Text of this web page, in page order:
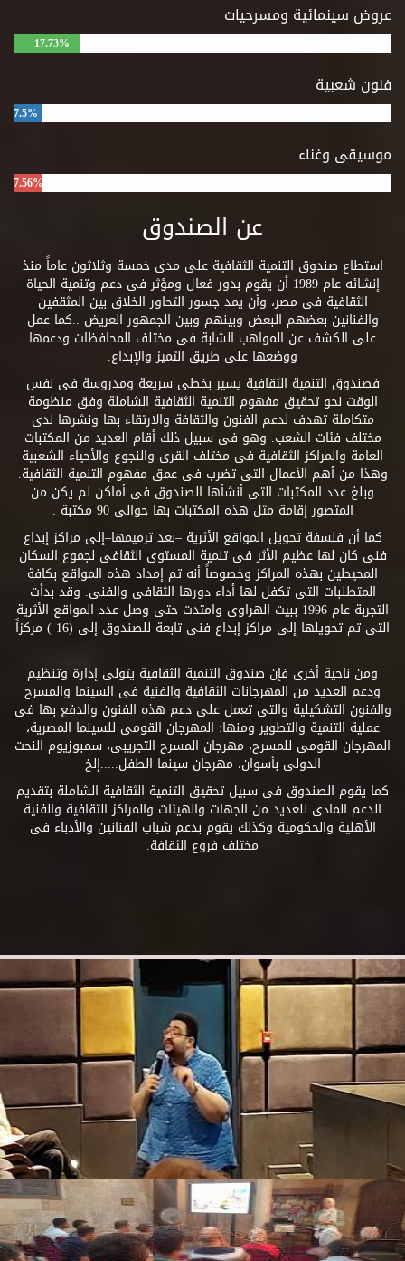
عروض سينمائية ومسرحيات
17.73%
فنون شعبية
7.5%
موسيقى وغناء
7.56%
عن الصندوق
استطاع صندوق التنمية الثقافية على مدى خمسة وثلاثون عاماً منذ
إنشائه عام 1989 أن يقوم بدور فعال ومؤثر فى دعم وتنمية الحياة
الثقافية فى مصر، وأن يمد جسور التحاور الخلاق بين المثقفين
والفنانين بعضهم البعض وبينهم وبين الجمهور العريض ..كما عمل
على الكشف عن المواهب الشابة فى مختلف المحافظات ودعمها
ووضعها على طريق التميز والإبداع.
فصندوق التنمية الثقافية يسير بخطى سريعة ومدروسة فى نفس
الوقت نحو تحقيق مفهوم التنمية الثقافية الشاملة وفق منظومة
متكاملة تهدف لدعم الفنون والثقافة والارتقاء بها ونشرها لدى
مختلف فئات الشعب. وهو فى سبيل ذلك أقام العديد من المكتبات
العامة والمراكز الثقافية فى مختلف القرى والنجوع والأحياء الشعبية
وهذا من أهم الأعمال التى تضرب فى عمق مفهوم التنمية الثقافية.
وبلغ عدد المكتبات التى أنشأها الصندوق فى أماكن لم يكن من
المتصور إقامة مثل هذه المكتبات بها حوالى 90 مكتبة .
كما أن فلسفة تحويل المواقع الأثرية –بعد ترميمها–إلى مراكز إبداع
فنى كان لها عظيم الأثر فى تنمية المستوى الثقافى لجموع السكان
المحيطين بهذه المراكز وخصوصاً أنه تم إمداد هذه المواقع بكافة
المتطلبات التى تكفل لها أداء دورها الثقافى والفنى. وقد بدأت
التجربة عام 1996 ببيت الهراوى وامتدت حتى وصل عدد المواقع الأثرية
التى تم تحويلها إلى مراكز إبداع فنى تابعة للصندوق إلى (16 ) مركزاً
.. .
ومن ناحية أخرى فإن صندوق التنمية الثقافية يتولى إدارة وتنظيم
ودعم العديد من المهرجانات الثقافية والفنية فى السينما والمسرح
والفنون التشكيلية والتى تعمل على دعم هذه الفنون والدفع بها فى
عملية التنمية والتطوير ومنها: المهرجان القومى للسينما المصرية،
المهرجان القومى للمسرح، مهرجان المسرح التجريبى، سمبوزيوم النحت
الدولى بأسوان، مهرجان سينما الطفل.....إلخ
كما يقوم الصندوق فى سبيل تحقيق التنمية الثقافية الشاملة بتقديم
الدعم المادى للعديد من الجهات والهيئات والمراكز الثقافية والفنية
الأهلية والحكومية وكذلك يقوم بدعم شباب الفنانين والأدباء فى
مختلف فروع الثقافة.